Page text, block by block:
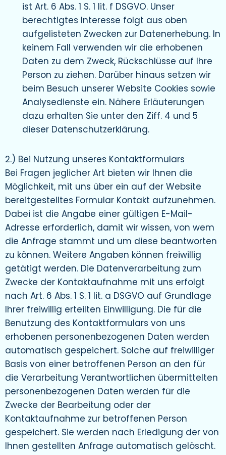
ist Art. 6 Abs. 1 S. 1 lit. f DSGVO. Unser
berechtigtes Interesse folgt aus oben
aufgelisteten Zwecken zur Datenerhebung. In
keinem Fall verwenden wir die erhobenen
Daten zu dem Zweck, Rückschlüsse auf Ihre
Person zu ziehen. Darüber hinaus setzen wir
beim Besuch unserer Website Cookies sowie
Analysedienste ein. Nähere Erläuterungen
dazu erhalten Sie unter den Ziff. 4 und 5
dieser Datenschutzerklärung.
2.) Bei Nutzung unseres Kontaktformulars
Bei Fragen jeglicher Art bieten wir Ihnen die
Möglichkeit, mit uns über ein auf der Website
bereitgestelltes Formular Kontakt aufzunehmen.
Dabei ist die Angabe einer gültigen E-Mail-
Adresse erforderlich, damit wir wissen, von wem
die Anfrage stammt und um diese beantworten
zu können. Weitere Angaben können freiwillig
getätigt werden. Die Datenverarbeitung zum
Zwecke der Kontaktaufnahme mit uns erfolgt
nach Art. 6 Abs. 1 S. 1 lit. a DSGVO auf Grundlage
Ihrer freiwillig erteilten Einwilligung. Die für die
Benutzung des Kontaktformulars von uns
erhobenen personenbezogenen Daten werden
automatisch gespeichert. Solche auf freiwilliger
Basis von einer betroffenen Person an den für
die Verarbeitung Verantwortlichen übermittelten
personenbezogenen Daten werden für die
Zwecke der Bearbeitung oder der
Kontaktaufnahme zur betroffenen Person
gespeichert. Sie werden nach Erledigung der von
Ihnen gestellten Anfrage automatisch gelöscht.